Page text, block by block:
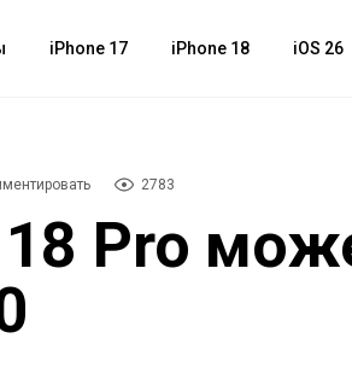
iPhone 17 iPhone 18 iOS 26
2783
Pro